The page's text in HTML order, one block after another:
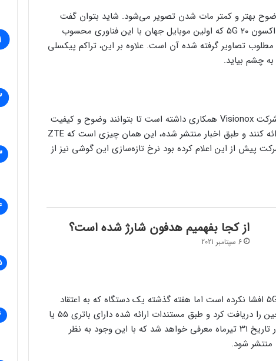
بهتر و کمتر مات شدن تصویر می‌شود. شاید بتوان گفت
مهم‌ترین نقطه ضعف دوربین سلفی زیر نمایشگر گوشی اکسون ۲۰ ۵G که اولین موبایل جهان با این فناوری محسوب
تصاویر گرفته شده آن است. علاوه بر این، تراکم پیکسلی
چشم بیاید.
به نظر می‌رسد ZTE برای گوشی جدید و آینده خود با شرکت Visionox همکاری داشته است تا بتوانند وضوح و کیفیت
تصویر بهتری را برای دوربین زیر نمایشگر گوشی خود ارائه کنند و طبق اخبار منتشر شده، این همان چیزی است که ZTE
از این اعلام کرده بود نرخ‌ تازه‌سازی این گوشی نیز از
از کجا بفهمیم هدفون شارژ شده است؟
6 سپتامبر 2021
ZTE هنوز اطلاعات زیادی درباره گوشی اکسون ۳۰ پرو ۵G افشا نکرده است اما هفته گذشته یک دستگاه که به اعتقاد
برخی منابع به این گوشی مربوط می‌شود تاییدیه ۳C چین را دریافت کرد و طبق مستندات ارائه شده دارای باتری ۵۵ یا
۶۶ وات خواهد بود. طبق گفته برخی منابع این گوشی در تاریخ ۳۱ تیرماه معرفی خواهد شد که با این وجود به نظر
منتشر شود.